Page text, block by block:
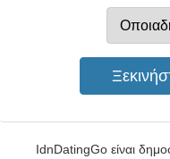
IdnDatingGo είναι